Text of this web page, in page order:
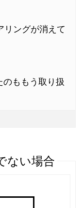
リングが消えて
ももう取り扱
ない場合